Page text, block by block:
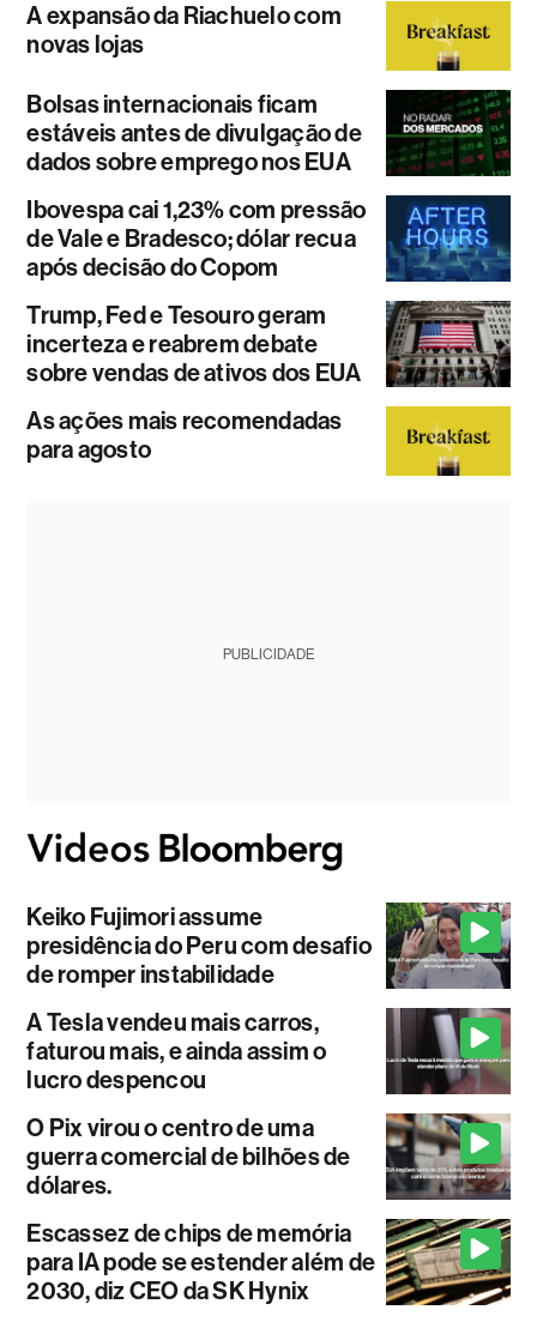
A expansão da Riachuelo com
novas lojas
Bolsas internacionais ficam
estáveis antes de divulgação de
dados sobre emprego nos EUA
Ibovespa cai 1,23% com pressão
de Vale e Bradesco; dólar recua
após decisão do Copom
Trump, Fed e Tesouro geram
incerteza e reabrem debate
sobre vendas de ativos dos EUA
As ações mais recomendadas
para agosto
PUBLICIDADE
Keiko Fujimori assume
presidência do Peru com desafio
de romper instabilidade
A Tesla vendeu mais carros,
faturou mais, e ainda assim o
lucro despencou
O Pix virou o centro de uma
guerra comercial de bilhões de
dólares.
Escassez de chips de memória
para IA pode se estender além de
2030, diz CEO da SK Hynix